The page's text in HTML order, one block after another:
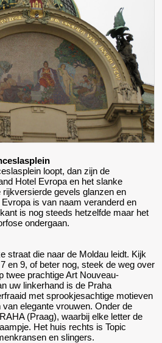
loopt, dan zijn de
Hotel Evropa en het slanke
gevels glanzen en
is van naam veranderd en
is nog steeds hetzelfde maar het
ondergaan.
straat die naar de Moldau leidt. Kijk
en 9, of beter nog, steek de weg over
twee prachtige Art Nouveau-
uw linkerhand is de Praha
met sprookjesachtige motieven
elegante vrouwen. Onder de
(Praag), waarbij elke letter de
Het huis rechts is Topic
en slingers.